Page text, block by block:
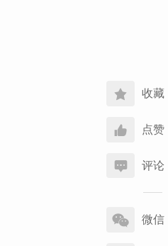
收藏
点赞
评论
享
到
微信